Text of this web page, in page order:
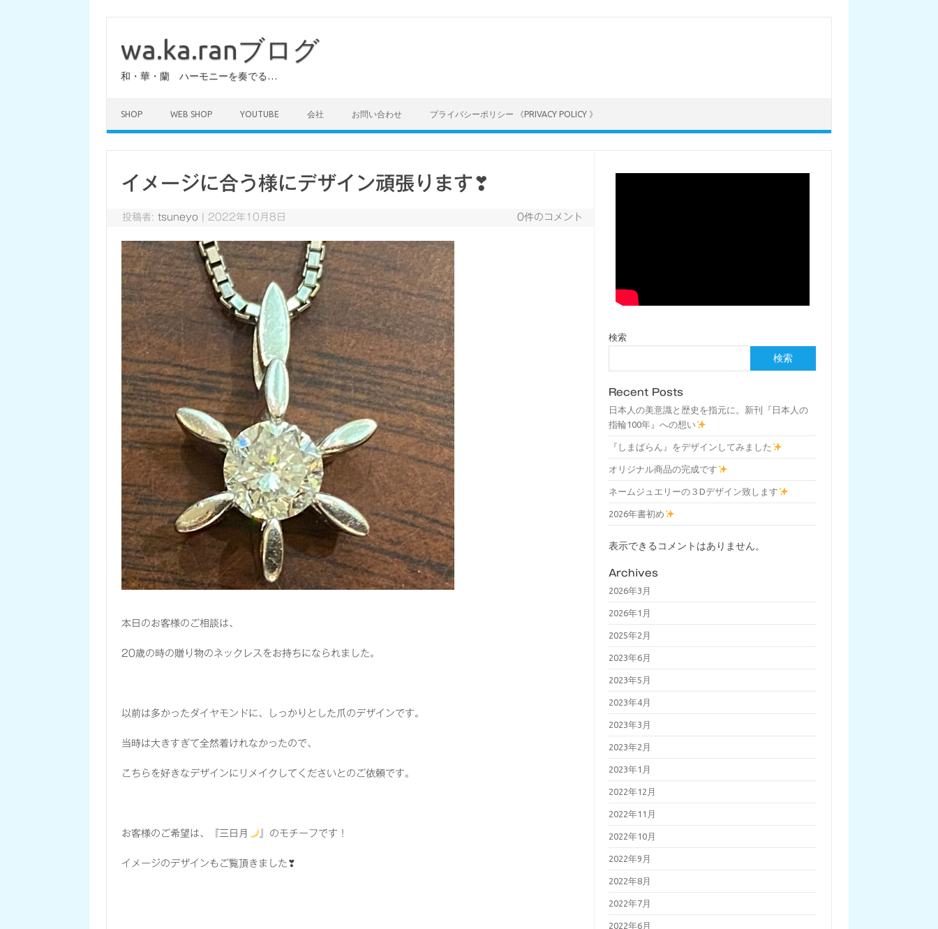
wa.ka.ranブログ
和・華・蘭 ハーモニーを奏でる…
SHOP WEB SHOP YOUTUBE 会社 お問い合わせ プライバシーポリシー 《PRIVACY POLICY 》
イメージに合う様にデザイン頑張ります❣
投稿者:tsuneyo 2022年10月8日 0件のコメント
本日のお客様のご相談は、
20歳の時の贈り物のネックレスをお持ちになられました。
以前は多かったダイヤモンドに、しっかりとした爪のデザインです。
当時は大きすぎて全然着けれなかったので、
こちらを好きなデザインにリメイクしてくださいとのご依頼です。
お客様のご希望は、『三日月 』のモチーフです！
イメージのデザインもご覧頂きました❣
検索
検索
Recent Posts
日本人の美意識と歴史を指元に。新刊『日本人の
指輪100年』への想い
『しまばらん』をデザインしてみました
オリジナル商品の完成です
ネームジュエリーの３Dデザイン致します
2026年書初め
表示できるコメントはありません。
Archives
2026年3月
2026年1月
2025年2月
2023年6月
2023年5月
2023年4月
2023年3月
2023年2月
2023年1月
2022年12月
2022年11月
2022年10月
2022年9月
2022年8月
2022年7月
2022年6月